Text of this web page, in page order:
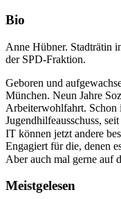
Bio
Anne Hübner. Stadträtin
der SPD-Fraktion.
Geboren und
München. Neun Jahre
Arbeiterwohlfahrt. Schon
Jugendhilfeausschuss,
IT können jetzt andere
Engagiert für die, denen
Aber auch mal gerne auf
Meistgelesen